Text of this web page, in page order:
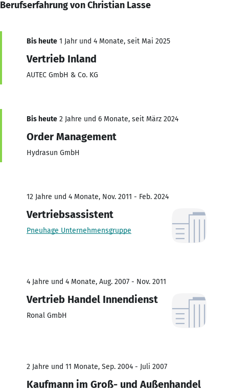
Berufserfahrung von Christian Lasse
Bis heute 1 Jahr und 4 Monate, seit Mai 2025
Vertrieb Inland
AUTEC GmbH & Co. KG
Bis heute 2 Jahre und 6 Monate, seit März 2024
Order Management
Hydrasun GmbH
12 Jahre und 4 Monate, Nov. 2011 - Feb. 2024
Vertriebsassistent
Pneuhage Unternehmensgruppe
4 Jahre und 4 Monate, Aug. 2007 - Nov. 2011
Vertrieb Handel Innendienst
Ronal GmbH
2 Jahre und 11 Monate, Sep. 2004 - Juli 2007
Kaufmann im Groß- und Außenhandel